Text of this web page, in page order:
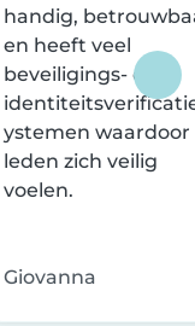
handig,
en heeft veel
beveiligings- en
ystemen waardoor
leden zich veilig
voelen.
Giovanna